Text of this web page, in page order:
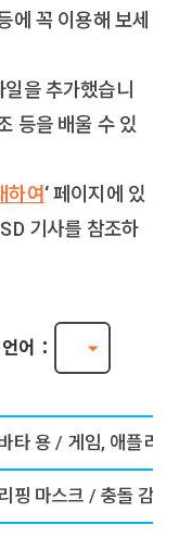
에 꼭 이용해 보세
을 추가했습니
등을 배울 수 있
하여‘ 페이지에 있
기사를 참조하
어：
타 용 / 게임, 애플리
핑 마스크 / 충돌 감